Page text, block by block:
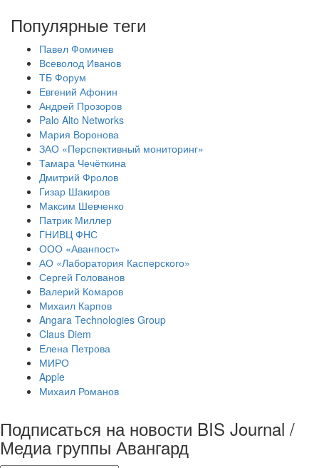
Популярные теги
Павел Фомичев
Всеволод Иванов
ТБ Форум
Евгений Афонин
Андрей Прозоров
Palo Alto Networks
Мария Воронова
ЗАО «Перспективный мониторинг»
Тамара Чечёткина
Дмитрий Фролов
Гизар Шакиров
Максим Шевченко
Патрик Миллер
ГНИВЦ ФНС
ООО «Аванпост»
АО «Лаборатория Касперского»
Сергей Голованов
Валерий Комаров
Михаил Карпов
Angara Technologies Group
Claus Diem
Елена Петрова
МИРО
Apple
Михаил Романов
Подписаться на новости BIS Journal /
Медиа группы Авангард